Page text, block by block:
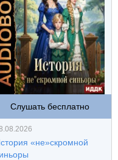
Слушать бесплатно
«не»скромной